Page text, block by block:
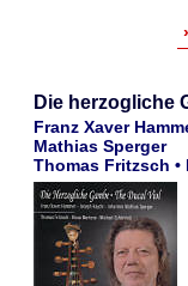
Die herzogliche
Franz Xaver
Mathias Sperger
Thomas Fritzsch